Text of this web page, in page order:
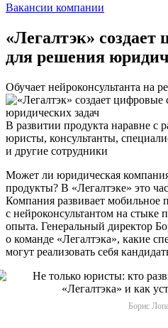
Вакансии компании
«Легалтэк»
для решения
Обучает нейроконсультанта на
В развитии продукта наравне с
юристы, консультанты,
и другие сотрудники
Может ли юридическая
продукты? В «Легалтэке» это
Компания развивает мобильное
с нейроконсультантом на стыке
опыта. Генеральный директор
о команде «Легалтэка», какие
могут реализовать себя
Борис